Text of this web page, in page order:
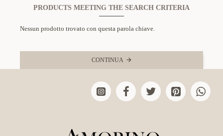
PRODUCTS MEETING THE SEARCH CRITERIA
Nessun prodotto trovato con questa parola chiave.
CONTINUA